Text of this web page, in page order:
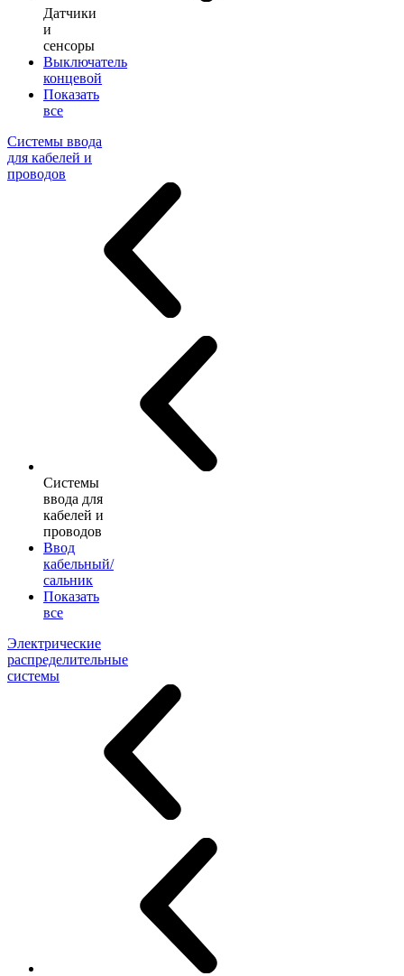
Датчики
и
сенсоры
Выключатель
концевой
Показать
все
Системы ввода
для кабелей и
проводов
Системы
ввода для
кабелей и
проводов
Ввод
кабельный/
сальник
Показать
все
Электрические
распределительные
системы